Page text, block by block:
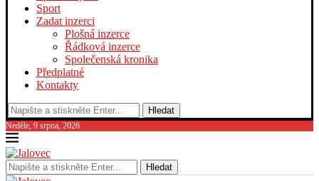
Sport
Zadat inzerci
Plošná inzerce
Řádková inzerce
Společenská kronika
Předplatné
Kontakty
Hledat
Neděle, 9 srpna, 2026
Hledat